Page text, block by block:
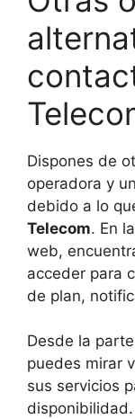
Dispones de
operadora y
debido a lo
Telecom. En
web,
acceder para
de plan,
Desde la
puedes mirar
sus servicios